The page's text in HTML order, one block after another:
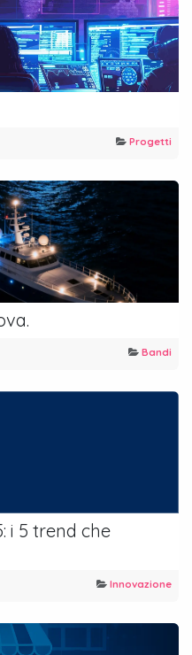
Progetti
Bandi
i 5 trend che
Innovazione